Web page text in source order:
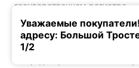
государственном регистре
юр. лиц и индивидуальных
предпринимателей за
Уважаемые
адресу: Большой
1/2